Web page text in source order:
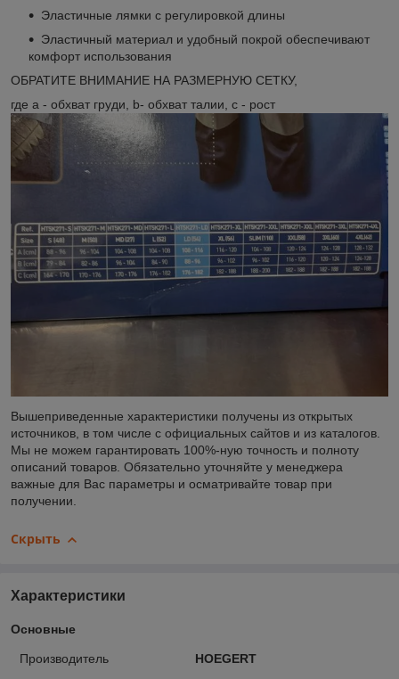
Эластичные лямки с регулировкой длины
Эластичный материал и удобный покрой обеспечивают
комфорт использования
ОБРАТИТЕ ВНИМАНИЕ НА РАЗМЕРНУЮ СЕТКУ,
где а - обхват груди, b- обхват талии, с - рост
Вышеприведенные характеристики получены из открытых
источников, в том числе с официальных сайтов и из каталогов.
Мы не можем гарантировать 100%-ную точность и полноту
описаний товаров. Обязательно уточняйте у менеджера
важные для Вас параметры и осматривайте товар при
получении.
Скрыть
Характеристики
Основные
Производитель
HOEGERT